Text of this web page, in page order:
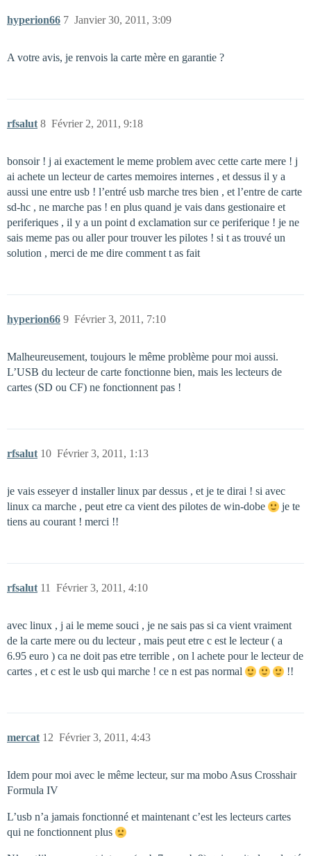
hyperion66 Janvier 30, 2011, 3:09
7
A votre avis, je renvois la carte mère en garantie ?
rfsalut Février 2, 2011, 9:18
8
bonsoir ! j ai exactement le meme problem avec cette carte mere ! j
ai achete un lecteur de cartes memoires internes , et dessus il y a
aussi une entre usb ! l’entré usb marche tres bien , et l’entre de carte
sd-hc , ne marche pas ! en plus quand je vais dans gestionaire et
periferiques , il y a un point d exclamation sur ce periferique ! je ne
sais meme pas ou aller pour trouver les pilotes ! si t as trouvé un
solution , merci de me dire comment t as fait
hyperion66 Février 3, 2011, 7:10
9
Malheureusement, toujours le même problème pour moi aussi.
L’USB du lecteur de carte fonctionne bien, mais les lecteurs de
cartes (SD ou CF) ne fonctionnent pas !
rfsalut Février 3, 2011, 1:13
10
je vais esseyer d installer linux par dessus , et je te dirai ! si avec
linux ca marche , peut etre ca vient des pilotes de win-dobe
je te
tiens au courant ! merci !!
rfsalut Février 3, 2011, 4:10
11
avec linux , j ai le meme souci , je ne sais pas si ca vient vraiment
de la carte mere ou du lecteur , mais peut etre c est le lecteur ( a
6.95 euro ) ca ne doit pas etre terrible , on l achete pour le lecteur de
cartes , et c est le usb qui marche ! ce n est pas normal
!!
mercat Février 3, 2011, 4:43
12
Idem pour moi avec le même lecteur, sur ma mobo Asus Crosshair
Formula IV
L’usb n’a jamais fonctionné et maintenant c’est les lecteurs cartes
qui ne fonctionnent plus